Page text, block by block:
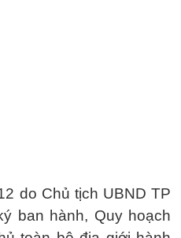
do Chủ tịch UBND TP
ban hành, Quy hoạch